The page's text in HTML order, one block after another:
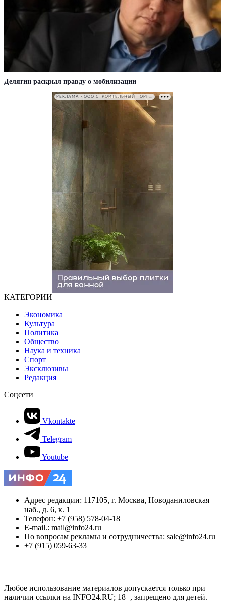
Делягин раскрыл правду о мобилизации
РЕКЛАМА • ООО СТРОИТЕЛЬНЫЙ ТОРГОВЫЙ ДОМ «ПЕТРОВИЧ». ИНН: 7802348846
КАТЕГОРИИ
Экономика
Культура
Политика
Общество
Наука и техника
Спорт
Эксклюзивы
Редакция
Соцсети
Vkontakte
Telegram
Youtube
Адрес редакции: 117105, г. Москва, Новоданиловская
наб., д. 6, к. 1
Телефон: +7 (958) 578-04-18
E-mail.: mail@info24.ru
По вопросам рекламы и сотрудничества: sale@info24.ru
+7 (915) 059-63-33
Любое использование материалов допускается только при
наличии ссылки на INFO24.RU; 18+, запрещено для детей.